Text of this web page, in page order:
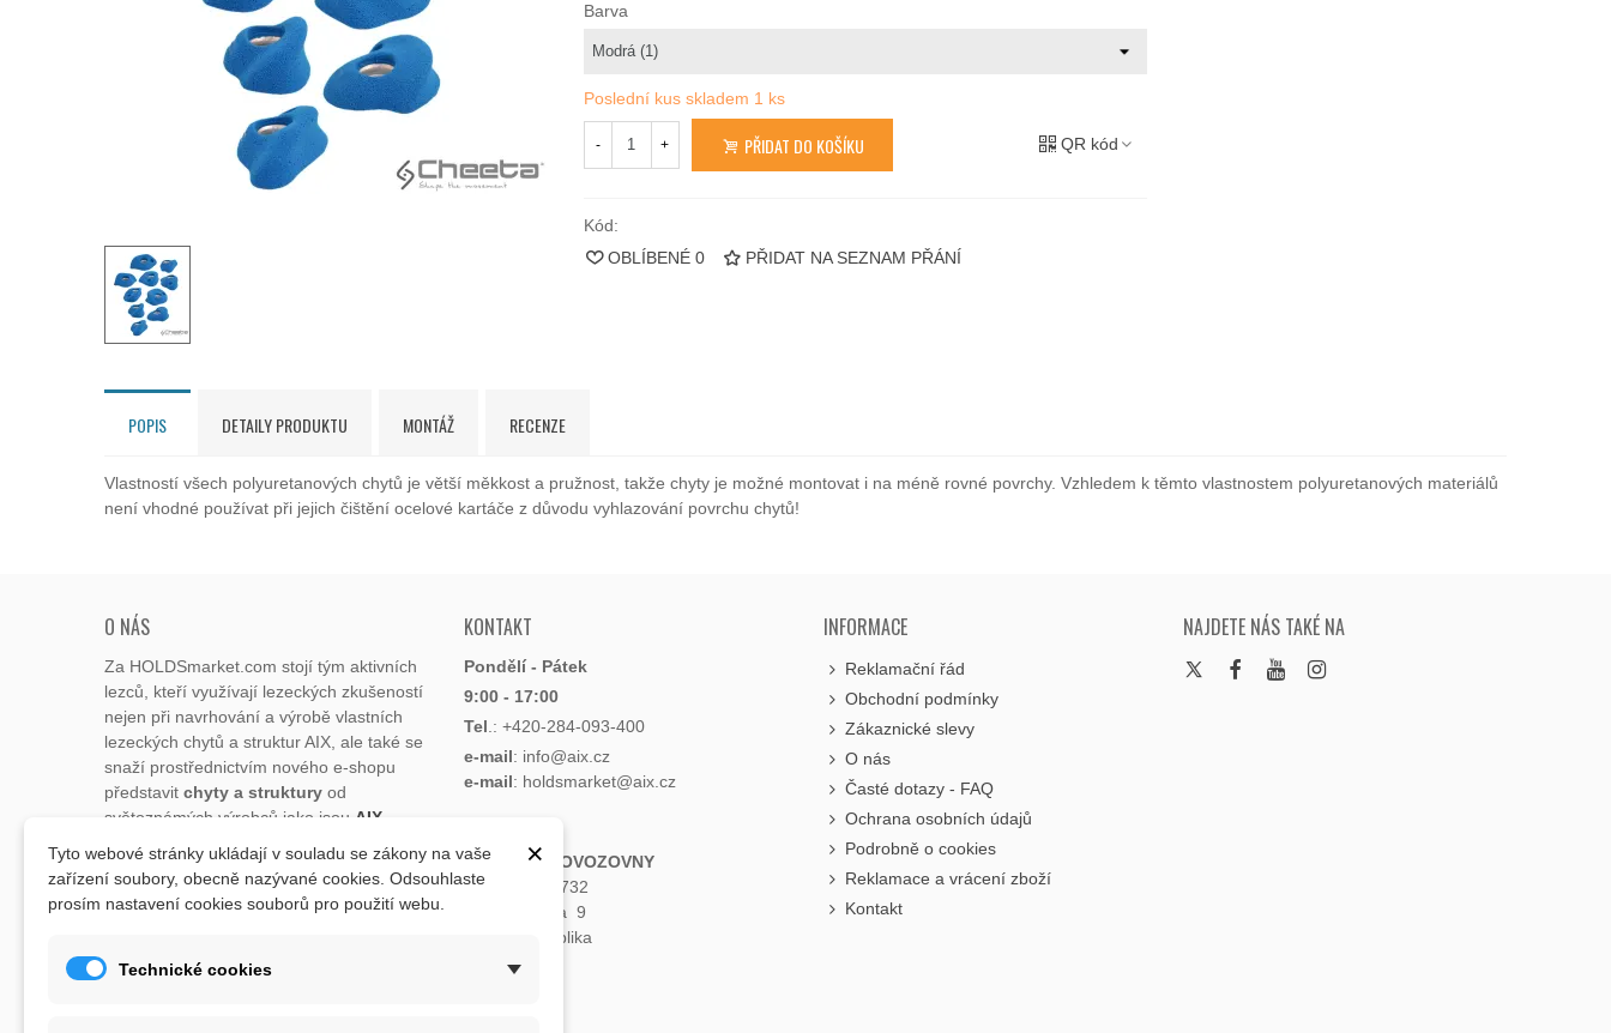
Barva
Poslední kus skladem 1 ks
- + PŘIDAT DO KOŠÍKU QR kód
Kód:
OBLÍBENÉ 0 PŘIDAT NA SEZNAM PŘÁNÍ
POPIS DETAILY PRODUKTU MONTÁŽ RECENZE
Vlastností všech polyuretanových chytů je větší měkkost a pružnost, takže chyty je možné montovat i na méně rovné povrchy. Vzhledem k těmto vlastnostem polyuretanových materiálů
není vhodné používat při jejich čištění ocelové kartáče z důvodu vyhlazování povrchu chytů!
O NÁS
Za HOLDSmarket.com stojí tým aktivních
lezců, kteří využívají lezeckých zkušeností
nejen při navrhování a výrobě vlastních
lezeckých chytů a struktur AIX, ale také se
snaží prostřednictvím nového e-shopu
představit chyty a struktury od
světoznámých výrobců jako jsou AIX
Moon a další.
Sortiment eshopu doplňují potřeby pro
balkna, posilovací deska, kartáčky na
KONTAKT
Pondělí - Pátek
9:00 - 17:00
Tel .: +420-284-093-400
e-mail: info@aix.cz
e-mail: holdsmarket@aix.cz
ADRESA PROVOZOVNY
Lukavecká 1732
193 00 Praha 9
Česká Republika
Mapazde
NAJDETE NÁS TAKÉ NA
INFORMACE
Reklamační řád
Obchodní podmínky
Zákaznické slevy
O nás
Časté dotazy - FAQ
Ochrana osobních údajů
Podrobně o cookies
Reklamace a vrácení zboží
Kontakt
×
Tyto webové stránky ukládají v souladu se zákony na vaše
zařízení soubory, obecně nazývané cookies. Odsouhlaste
prosím nastavení cookies souborů pro použití webu.
Technické cookies